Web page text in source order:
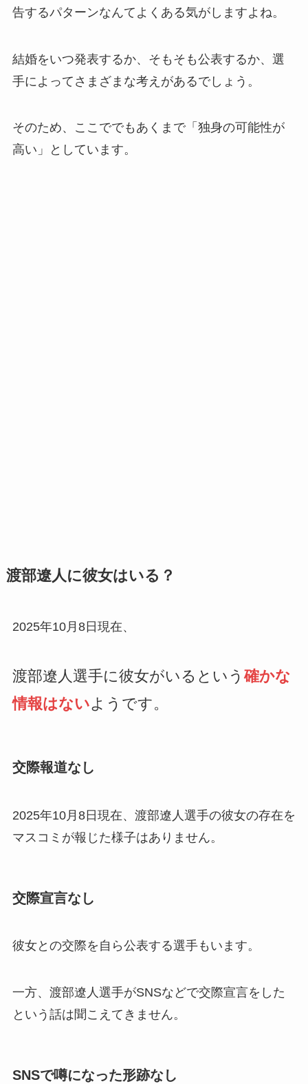
告するパターンなんてよくある気がしますよね。
結婚をいつ発表するか、そもそも公表するか、選
手によってさまざまな考えがあるでしょう。
そのため、ここででもあくまで「独身の可能性が
高い」としています。
渡部遼人に彼女はいる？
2025年10月8日現在、
渡部遼人選手に彼女がいるという確かな
情報はないようです。
交際報道なし
2025年10月8日現在、渡部遼人選手の彼女の存在を
マスコミが報じた様子はありません。
交際宣言なし
彼女との交際を自ら公表する選手もいます。
一方、渡部遼人選手がSNSなどで交際宣言をした
という話は聞こえてきません。
SNSで噂になった形跡なし